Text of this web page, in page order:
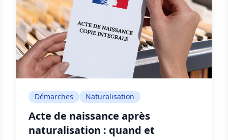
Démarches Naturalisation
Acte de naissance après
naturalisation : quand et